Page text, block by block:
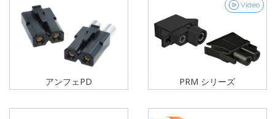
アンフェPD
Video
PRM シリーズ